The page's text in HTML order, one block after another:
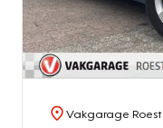
Vakgarage Roest